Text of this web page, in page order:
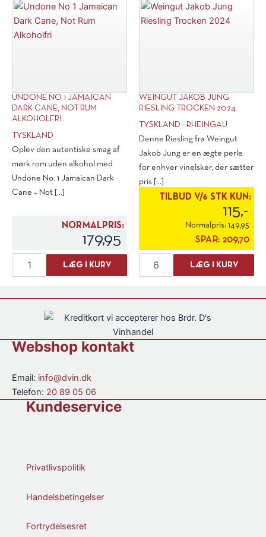
''Orange''
Pinot
trocken
UNDONE NO 1 JAMAICAN
DARK CANE, NOT RUM
ALKOHOLFRI
TYSKLAND
Oplev den autentiske smag af
mørk rom uden alkohol med
Undone No. 1 Jamaican Dark
Cane – Not [...]
NORMALPRIS:
179,95
Rum
Alkoholfri
LÆG I KURV
WEINGUT JAKOB JUNG
RIESLING TROCKEN 2024
TYSKLAND - RHEINGAU
Denne Riesling fra Weingut
Jakob Jung er en ægte perle
for enhver vinelsker, der sætter
pris [...]
TILBUD V/6 STK KUN:
115,-
Normalpris: 149,95
SPAR: 209,70
Jakob
2024
antal
LÆG I KURV
Webshop kontakt
Email: info@dvin.dk
Telefon: 20 89 05 06
Kundeservice
Privatlivspolitik
Handelsbetingelser
Fortrydelsesret